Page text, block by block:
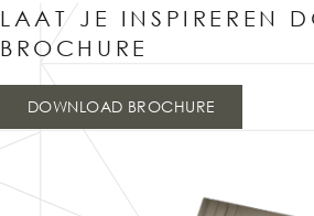
LAAT JE INSPIREREN
BROCHURE
DOWNLOAD BROCHURE